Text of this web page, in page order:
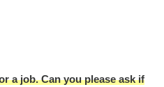
a job. Can you please ask if